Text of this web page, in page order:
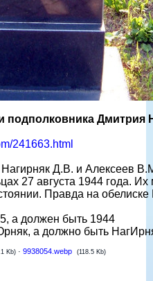
подполковника Дмитрия
241663.html
Нагирняк Д.В. и Алексеев
27 августа 1944 года.
Правда на
а должен быть 1944
а должно быть
Kb) · 9938054.webp (118.5 Kb)